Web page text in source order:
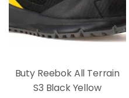
Buty Reebok All Terrain
S3 Black Yellow